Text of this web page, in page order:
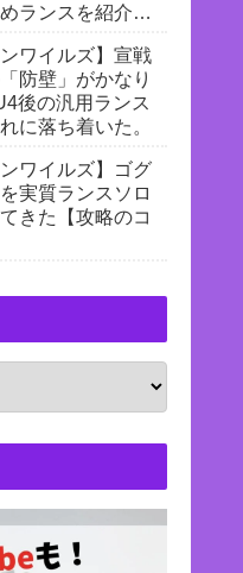
ランスを紹介！
ンワイルズ】宣戦
防壁」がかなり
後の汎用ランス
に落ち着いた。
ンワイルズ】ゴグ
実質ランスソロ
きた【攻略のコ